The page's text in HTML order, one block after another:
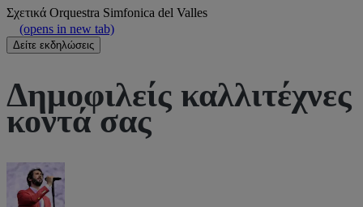
Σχετικά Orquestra Simfonica del Valles
(opens in new tab)
Δείτε εκδηλώσεις
Δημοφιλείς καλλιτέχνες
κοντά σας